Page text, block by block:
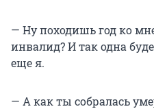
— Ну походишь год ко
инвалид? И так одна
еще я.
— А как ты собралась